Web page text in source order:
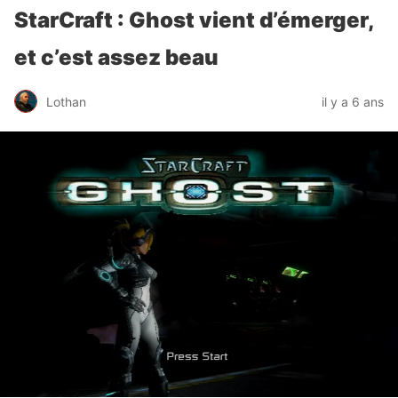
StarCraft : Ghost vient d’émerger,
et c’est assez beau
Lothan il y a 6 ans